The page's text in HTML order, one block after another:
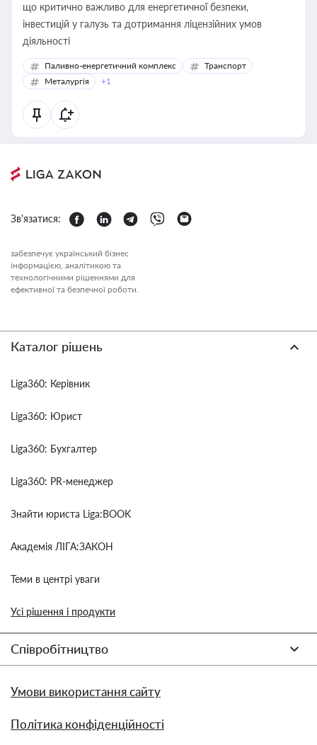
що критично важливо для енергетичної безпеки,
інвестицій у галузь та дотримання ліцензійних умов
діяльності
Паливно-енергетичний комплекс
Транспорт
Металургія
+1
Зв'язатися:
забезпечує український бізнес
інформацією, аналітикою та
технологічними рішеннями для
ефективної та безпечної роботи.
Каталог рішень
Liga360: Керівник
Liga360: Юрист
Liga360: Бухгалтер
Liga360: PR-менеджер
Знайти юриста Liga:BOOK
Академія ЛІГА:ЗАКОН
Теми в центрі уваги
Усі рішення і продукти
Співробітництво
Умови використання сайту
Політика конфіденційності